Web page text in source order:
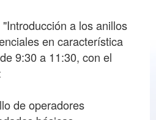
a los anillos
en característica
9:30 a 11:30, con el
de operadores